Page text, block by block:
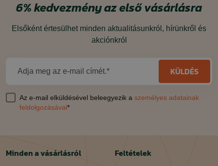
6%kedvezményaz első vásárlásra
Elsőként értesülhet minden aktualitásunkról, hírünkről és
akciónkról
Adja meg az e-mail címét.* KÜLDÉS
Az e-mail elküldésével beleegyezik a személyes adatainak
feldolgozásával*
Minden a vásárlásról Feltételek